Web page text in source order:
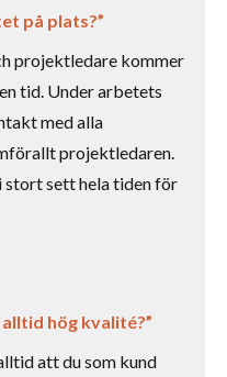
på plats?”
projektledare kommer
tid. Under arbetets
med alla
projektledaren.
stort sett hela tiden för
hög kvalité?”
att du som kund